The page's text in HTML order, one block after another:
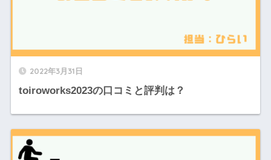
2022年3月31日
toiroworks2023の口コミと評判は？